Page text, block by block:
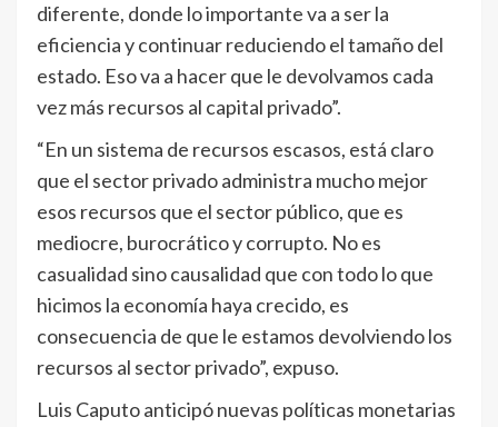
diferente, donde lo importante va a ser la
eficiencia y continuar reduciendo el tamaño del
estado. Eso va a hacer que le devolvamos cada
vez más recursos al capital privado”.
“En un sistema de recursos escasos, está claro
que el sector privado administra mucho mejor
esos recursos que el sector público, que es
mediocre, burocrático y corrupto. No es
casualidad sino causalidad que con todo lo que
hicimos la economía haya crecido, es
consecuencia de que le estamos devolviendo los
recursos al sector privado”, expuso.
Luis Caputo anticipó nuevas políticas monetarias